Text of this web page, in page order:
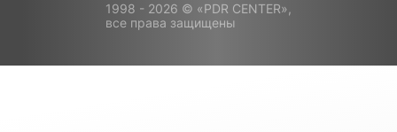
1998 - 2026 © «PDR CENTER»,
все права защищены